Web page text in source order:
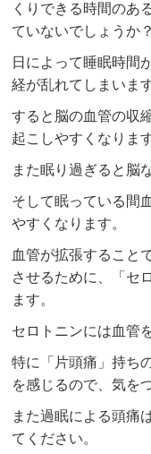
くりできる時間のあ
ていないでしょうか？
日によって睡眠時間
経が乱れてしまいます
すると脳の血管の収
起こしやすくなります
また眠り過ぎると脳
そして眠っている間
やすくなります。
血管が拡張すること
させるために、「セ
ます。
セロトニンには血管
特に「片頭痛」持ち
を感じるので、気を
また過眠による頭痛
てください。